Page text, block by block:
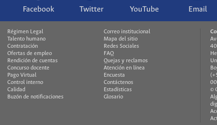
Facebook Twitter YouTube Email
Régimen Legal
Talento humano
Contratación
Ofertas de empleo
Rendición de cuentas
Concurso docente
Pago Virtual
Control interno
Calidad
Buzón de notificaciones
Correo institucional
Mapa del sitio
Redes Sociales
FAQ
Quejas y reclamos
Atención en línea
Encuesta
Contáctenos
Estadísticas
Glosario
©